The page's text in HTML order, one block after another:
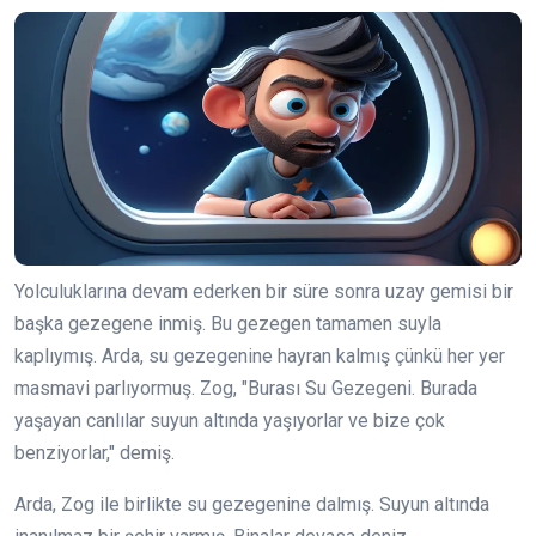
Yolculuklarına devam ederken bir süre sonra uzay gemisi bir
başka gezegene inmiş. Bu gezegen tamamen suyla
kaplıymış. Arda, su gezegenine hayran kalmış çünkü her yer
masmavi parlıyormuş. Zog, "Burası Su Gezegeni. Burada
yaşayan canlılar suyun altında yaşıyorlar ve bize çok
benziyorlar," demiş.
Arda, Zog ile birlikte su gezegenine dalmış. Suyun altında